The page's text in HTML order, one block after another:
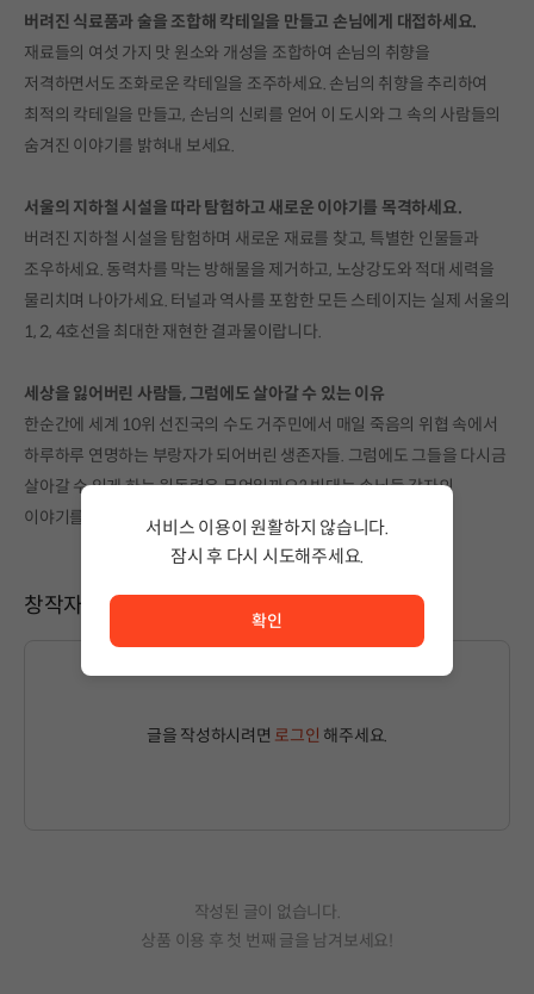
버려진 식료품과 술을 조합해 칵테일을 만들고 손님에게 대접하세요.
재료들의 여섯 가지 맛 원소와 개성을 조합하여 손님의 취향을
저격하면서도 조화로운 칵테일을 조주하세요. 손님의 취향을 추리하여
최적의 칵테일을 만들고, 손님의 신뢰를 얻어 이 도시와 그 속의 사람들의
숨겨진 이야기를 밝혀내 보세요.
서울의 지하철 시설을 따라 탐험하고 새로운 이야기를 목격하세요.
버려진 지하철 시설을 탐험하며 새로운 재료를 찾고, 특별한 인물들과
조우하세요. 동력차를 막는 방해물을 제거하고, 노상강도와 적대 세력을
물리치며 나아가세요. 터널과 역사를 포함한 모든 스테이지는 실제 서울의
1, 2, 4호선을 최대한 재현한 결과물이랍니다.
세상을 잃어버린 사람들, 그럼에도 살아갈 수 있는 이유
한순간에 세계 10위 선진국의 수도 거주민에서 매일 죽음의 위협 속에서
하루하루 연명하는 부랑자가 되어버린 생존자들. 그럼에도 그들을 다시금
살아갈 수 있게 하는 원동력은 무엇일까요? 빈대는 손님들 각자의
이야기를 따라간 끝에 이 질문에 대한 답을 찾을 수 있을까요?
창작자와 소통하기
글을 작성하시려면 로그인 해주세요.
작성된 글이 없습니다.
상품 이용 후 첫 번째 글을 남겨보세요!
서비스 이용이 원활하지 않습니다.
잠시 후 다시 시도해주세요.
확인